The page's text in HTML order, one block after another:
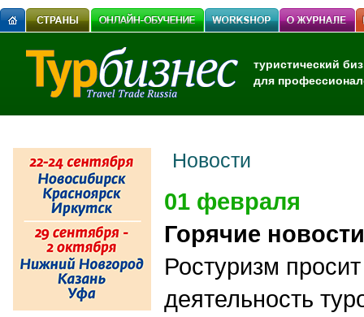
туристический
для
Новости
01 февраля
Горячие новости
Ростуризм
деятельность